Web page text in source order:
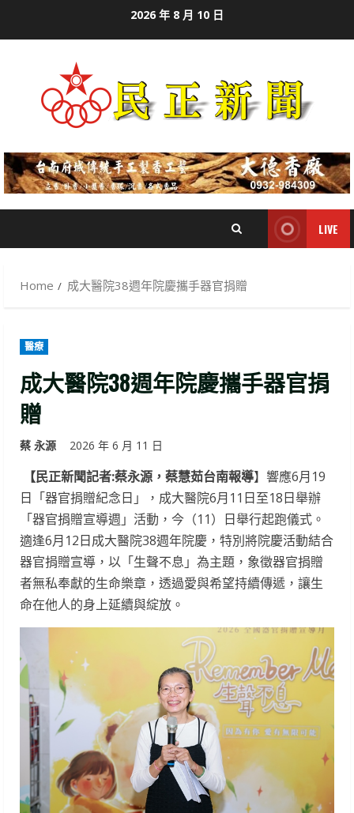
2026 年 8 月 10 日
LIVE
Home 成大醫院38週年院慶攜手器官捐贈
醫療
成大醫院38週年院慶攜手器官捐
贈
蔡 永源 2026 年 6 月 11 日
【民正新聞記者:蔡永源，蔡慧茹台南報導】響應6月19
日「器官捐贈紀念日」，成大醫院6月11日至18日舉辦
「器官捐贈宣導週」活動，今（11）日舉行起跑儀式。
適逢6月12日成大醫院38週年院慶，特別將院慶活動結合
器官捐贈宣導，以「生聲不息」為主題，象徵器官捐贈
者無私奉獻的生命樂章，透過愛與希望持續傳遞，讓生
命在他人的身上延續與綻放。